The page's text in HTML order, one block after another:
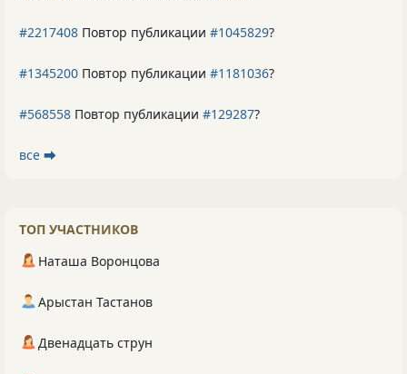
#2217408 Повтор публикации #1045829?
#1345200 Повтор публикации #1181036?
#568558 Повтор публикации #129287?
все ⮕
ТОП УЧАСТНИКОВ
Наташа Воронцова
Арыстан Тастанов
Двенадцать струн